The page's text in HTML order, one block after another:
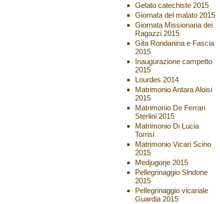
Gelato catechiste 2015
Giornata del malato 2015
Giornata Missionaria dei
Ragazzi 2015
Gita Rondanina e Fascia
2015
Inaugurazione campetto
2015
Lourdes 2014
Matrimonio Antara Aloisi
2015
Matrimonio De Ferrari
Sterlini 2015
Matrimonio Di Lucia
Torrisi
Matrimonio Vicari Scino
2015
Medjugorje 2015
Pellegrinaggio Sindone
2015
Pellegrinaggio vicariale
Guardia 2015